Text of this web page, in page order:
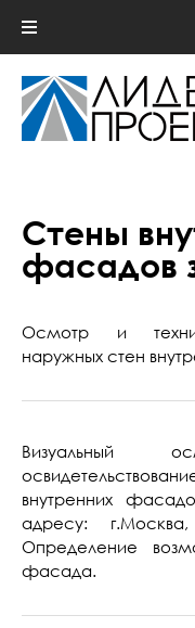
Стены
фасадов
Осмотр и
наружных стен
Визуальный
внутренних
адресу:
Определение
фасада.